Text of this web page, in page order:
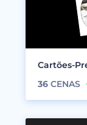
Cartões-
36 CENAS